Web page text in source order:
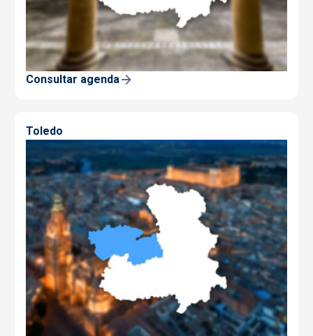
Consultar agenda
Toledo